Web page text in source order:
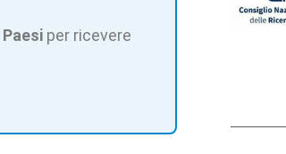
per ricevere